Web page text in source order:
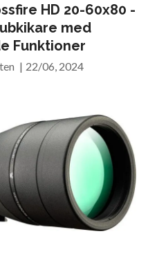
HD 20-60x80 -
med
Funktioner
| 22/06, 2024